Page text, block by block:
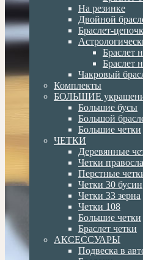
На резинке
Двойной
Браслет-
Браслет
Браслет
Чакровый
Комплекты
БОЛЬШИЕ
Большие бусы
Большой
Большие четки
ЧЕТКИ
Деревянные
Четки
Перстные
Четки 30 бусин
Четки 33 зерна
Четки 108
Большие четки
Браслет четки
АКСЕССУАРЫ
Подвеска в